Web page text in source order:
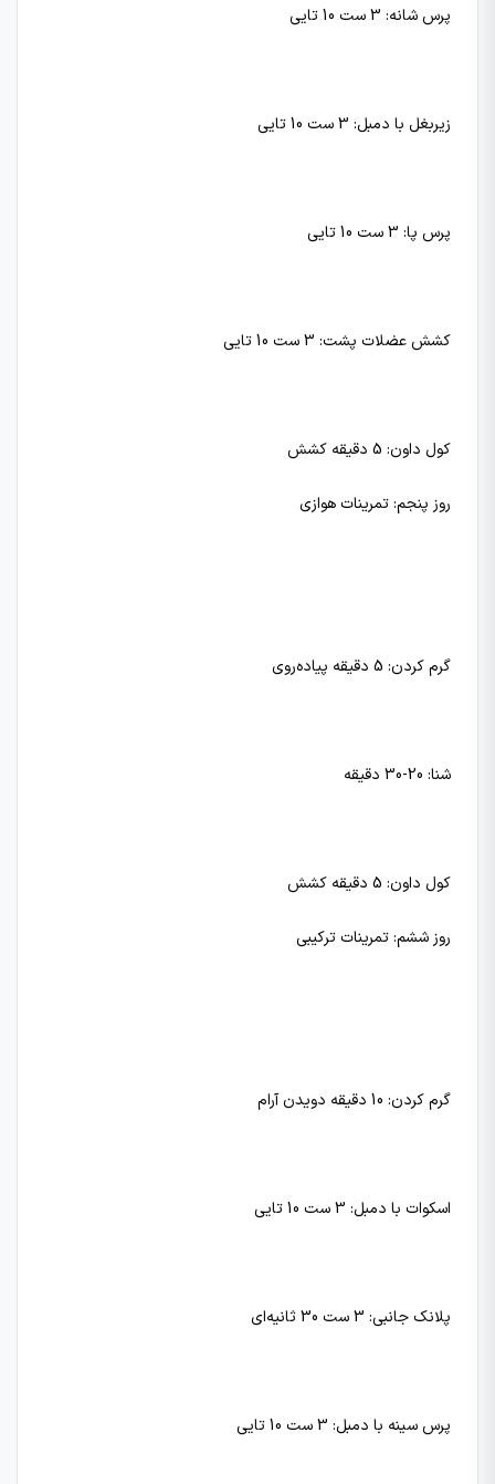
پرس شانه: 3 ست 10 تایی
زیربغل با دمبل: 3 ست 10 تایی
پرس پا: 3 ست 10 تایی
کشش عضلات پشت: 3 ست 10 تایی
کول داون: 5 دقیقه کشش
روز پنجم: تمرینات هوازی
گرم کردن: 5 دقیقه پیاده‌روی
شنا: 20-30 دقیقه
کول داون: 5 دقیقه کشش
روز ششم: تمرینات ترکیبی
گرم کردن: 10 دقیقه دویدن آرام
اسکوات با دمبل: 3 ست 10 تایی
پلانک جانبی: 3 ست 30 ثانیه‌ای
پرس سینه با دمبل: 3 ست 10 تایی